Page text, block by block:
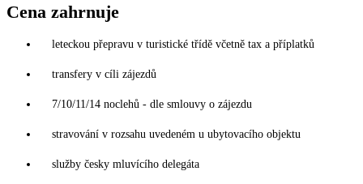
Cena zahrnuje
leteckou přepravu v turistické třídě včetně tax a příplatků
transfery v cíli zájezdů
7/10/11/14 noclehů - dle smlouvy o zájezdu
stravování v rozsahu uvedeném u ubytovacího objektu
služby česky mluvícího delegáta